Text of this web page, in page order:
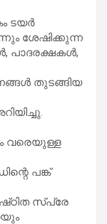
ടയർ
ശേഷിക്കുന്ന
പാദരക്ഷകൾ,
തുടങ്ങിയ
വരെയുള്ള
പങ്ക്
സ്‌പ്രേ